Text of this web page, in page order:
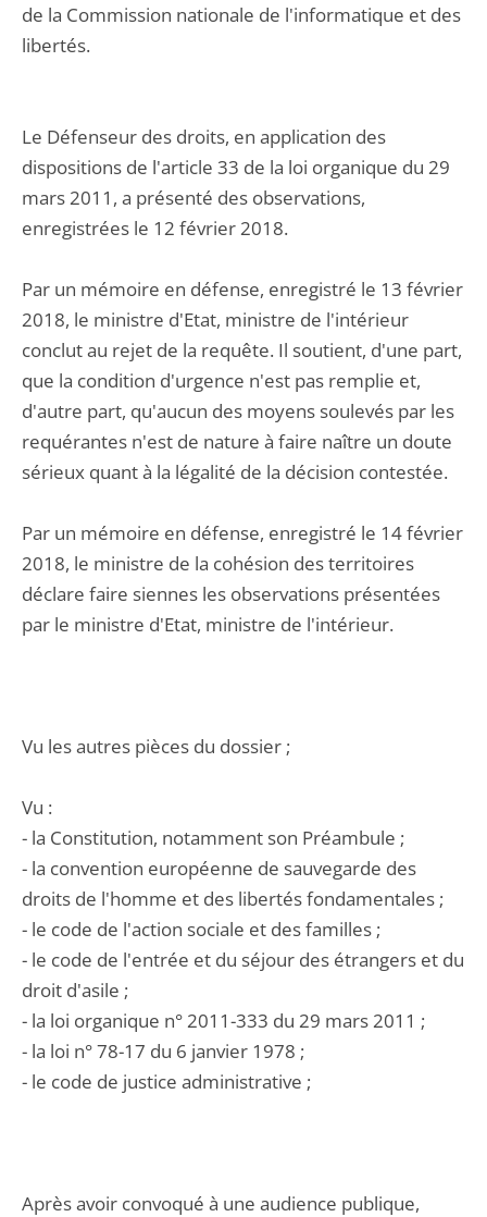
de la Commission nationale de l'informatique et des
libertés.
Le Défenseur des droits, en application des
dispositions de l'article 33 de la loi organique du 29
mars 2011, a présenté des observations,
enregistrées le 12 février 2018.
Par un mémoire en défense, enregistré le 13 février
2018, le ministre d'Etat, ministre de l'intérieur
conclut au rejet de la requête. Il soutient, d'une part,
que la condition d'urgence n'est pas remplie et,
d'autre part, qu'aucun des moyens soulevés par les
requérantes n'est de nature à faire naître un doute
sérieux quant à la légalité de la décision contestée.
Par un mémoire en défense, enregistré le 14 février
2018, le ministre de la cohésion des territoires
déclare faire siennes les observations présentées
par le ministre d'Etat, ministre de l'intérieur.
Vu les autres pièces du dossier ;
Vu :
- la Constitution, notamment son Préambule ;
- la convention européenne de sauvegarde des
droits de l'homme et des libertés fondamentales ;
- le code de l'action sociale et des familles ;
- le code de l'entrée et du séjour des étrangers et du
droit d'asile ;
- la loi organique n° 2011-333 du 29 mars 2011 ;
- la loi n° 78-17 du 6 janvier 1978 ;
- le code de justice administrative ;
Après avoir convoqué à une audience publique,